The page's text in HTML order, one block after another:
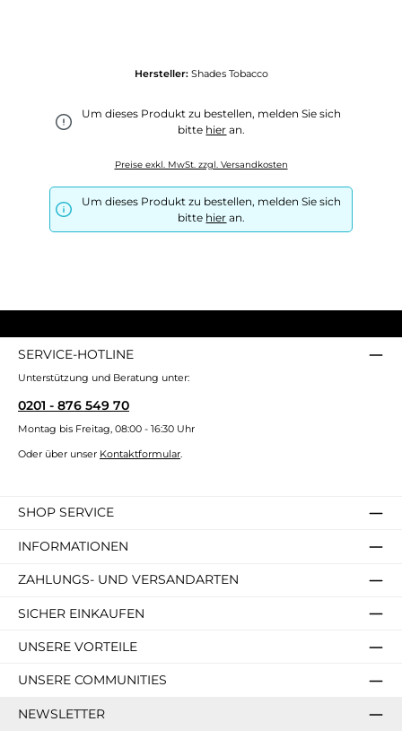
Hersteller: Shades Tobacco
Um dieses Produkt zu bestellen, melden Sie sich
bitte hier an.
Preise exkl. MwSt. zzgl. Versandkosten
Um dieses Produkt zu bestellen, melden Sie sich
bitte hier an.
SERVICE-HOTLINE
Unterstützung und Beratung unter:
0201 - 876 549 70
Montag bis Freitag, 08:00 - 16:30 Uhr
Oder über unser Kontaktformular.
SHOP SERVICE
INFORMATIONEN
ZAHLUNGS- UND VERSANDARTEN
SICHER EINKAUFEN
UNSERE VORTEILE
UNSERE COMMUNITIES
NEWSLETTER